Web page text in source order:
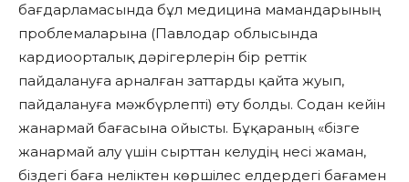
бағдарламасында бұл медицина мамандарының
проблемаларына (Павлодар облысында
кардиоорталық дәрігерлерін бір реттік
пайдалануға арналған заттарды қайта жуып,
пайдалануға мәжбүрлепті) өту болды. Содан кейін
жанармай бағасына ойысты. Бұқараның «бізге
жанармай алу үшін сырттан келудің несі жаман,
біздегі баға неліктен көршілес елдердегі бағамен